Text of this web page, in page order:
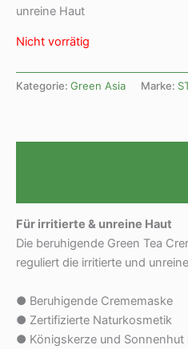
unreine Haut
Nicht vorrätig
Kategorie: Green Asia Marke:
Für irritierte & unreine Haut
Die beruhigende Green Tea
reguliert die irritierte und
● Beruhigende Crememaske
● Zertifizierte Naturkosmetik
● Königskerze und Sonnenhut